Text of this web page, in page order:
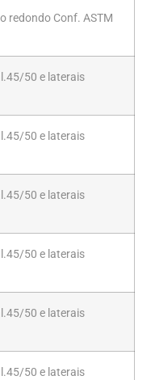
redondo Conf. ASTM
50 e laterais
50 e laterais
50 e laterais
50 e laterais
50 e laterais
50 e laterais